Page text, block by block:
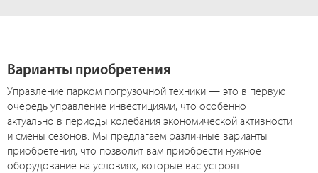
Варианты приобретения
Управление парком погрузочной техники — это в первую
очередь управление инвестициями, что особенно
актуально в периоды колебания экономической активности
и смены сезонов. Мы предлагаем различные варианты
приобретения, что позволит вам приобрести нужное
оборудование на условиях, которые вас устроят.